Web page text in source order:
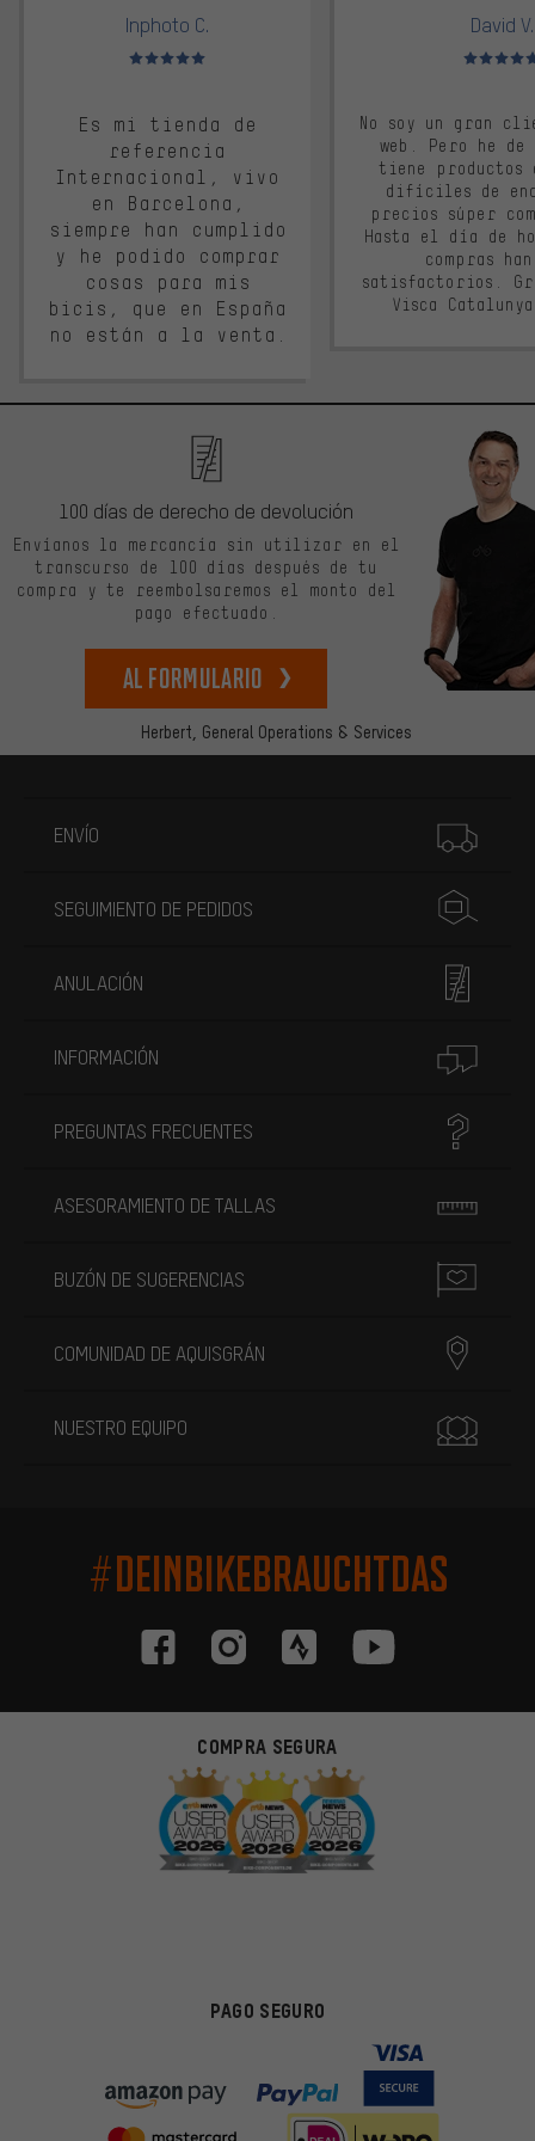
Inphoto C.
Valoración media: 5 de 5
Es mi tienda de
referencia
Internacional, vivo
en Barcelona,
siempre han cumplido
y he podido comprar
cosas para mis
bicis, que en España
no están a la venta.
David V.
Valoración
No soy un gran
web. Pero he
tiene productos
difíciles de
precios súper
Hasta el día de
compras
satisfactorios.
Visca
Herbert, General Operations & Services
100 días de derecho de devolución
Envíanos la mercancía sin utilizar en el
transcurso de 100 días después de tu
compra y te reembolsaremos el monto del
pago efectuado.
Al formulario
ENVÍO
SEGUIMIENTO DE PEDIDOS
ANULACIÓN
INFORMACIÓN
PREGUNTAS FRECUENTES
ASESORAMIENTO DE TALLAS
BUZÓN DE SUGERENCIAS
COMUNIDAD DE AQUISGRÁN
NUESTRO EQUIPO
#DEINBIKEBRAUCHTDAS
COMPRA SEGURA
PAGO SEGURO